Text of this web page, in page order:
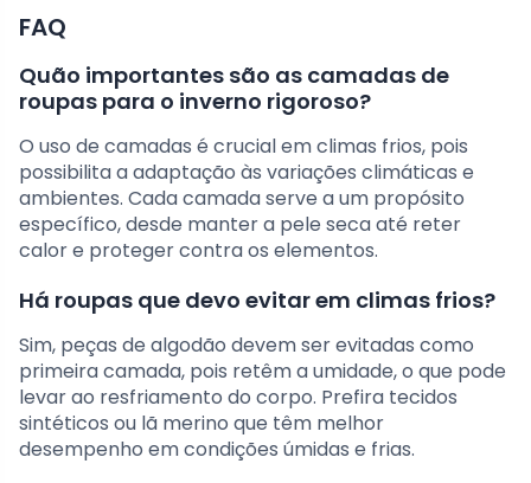
FAQ
Quão importantes são as camadas de
roupas para o inverno rigoroso?
O uso de camadas é crucial em climas frios, pois
possibilita a adaptação às variações climáticas e
ambientes. Cada camada serve a um propósito
específico, desde manter a pele seca até reter
calor e proteger contra os elementos.
Há roupas que devo evitar em climas frios?
Sim, peças de algodão devem ser evitadas como
primeira camada, pois retêm a umidade, o que pode
levar ao resfriamento do corpo. Prefira tecidos
sintéticos ou lã merino que têm melhor
desempenho em condições úmidas e frias.